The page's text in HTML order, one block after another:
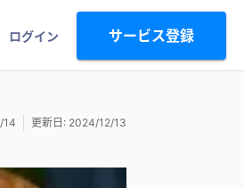
ログイン サービス登録
14 更新日: 2024/12/13